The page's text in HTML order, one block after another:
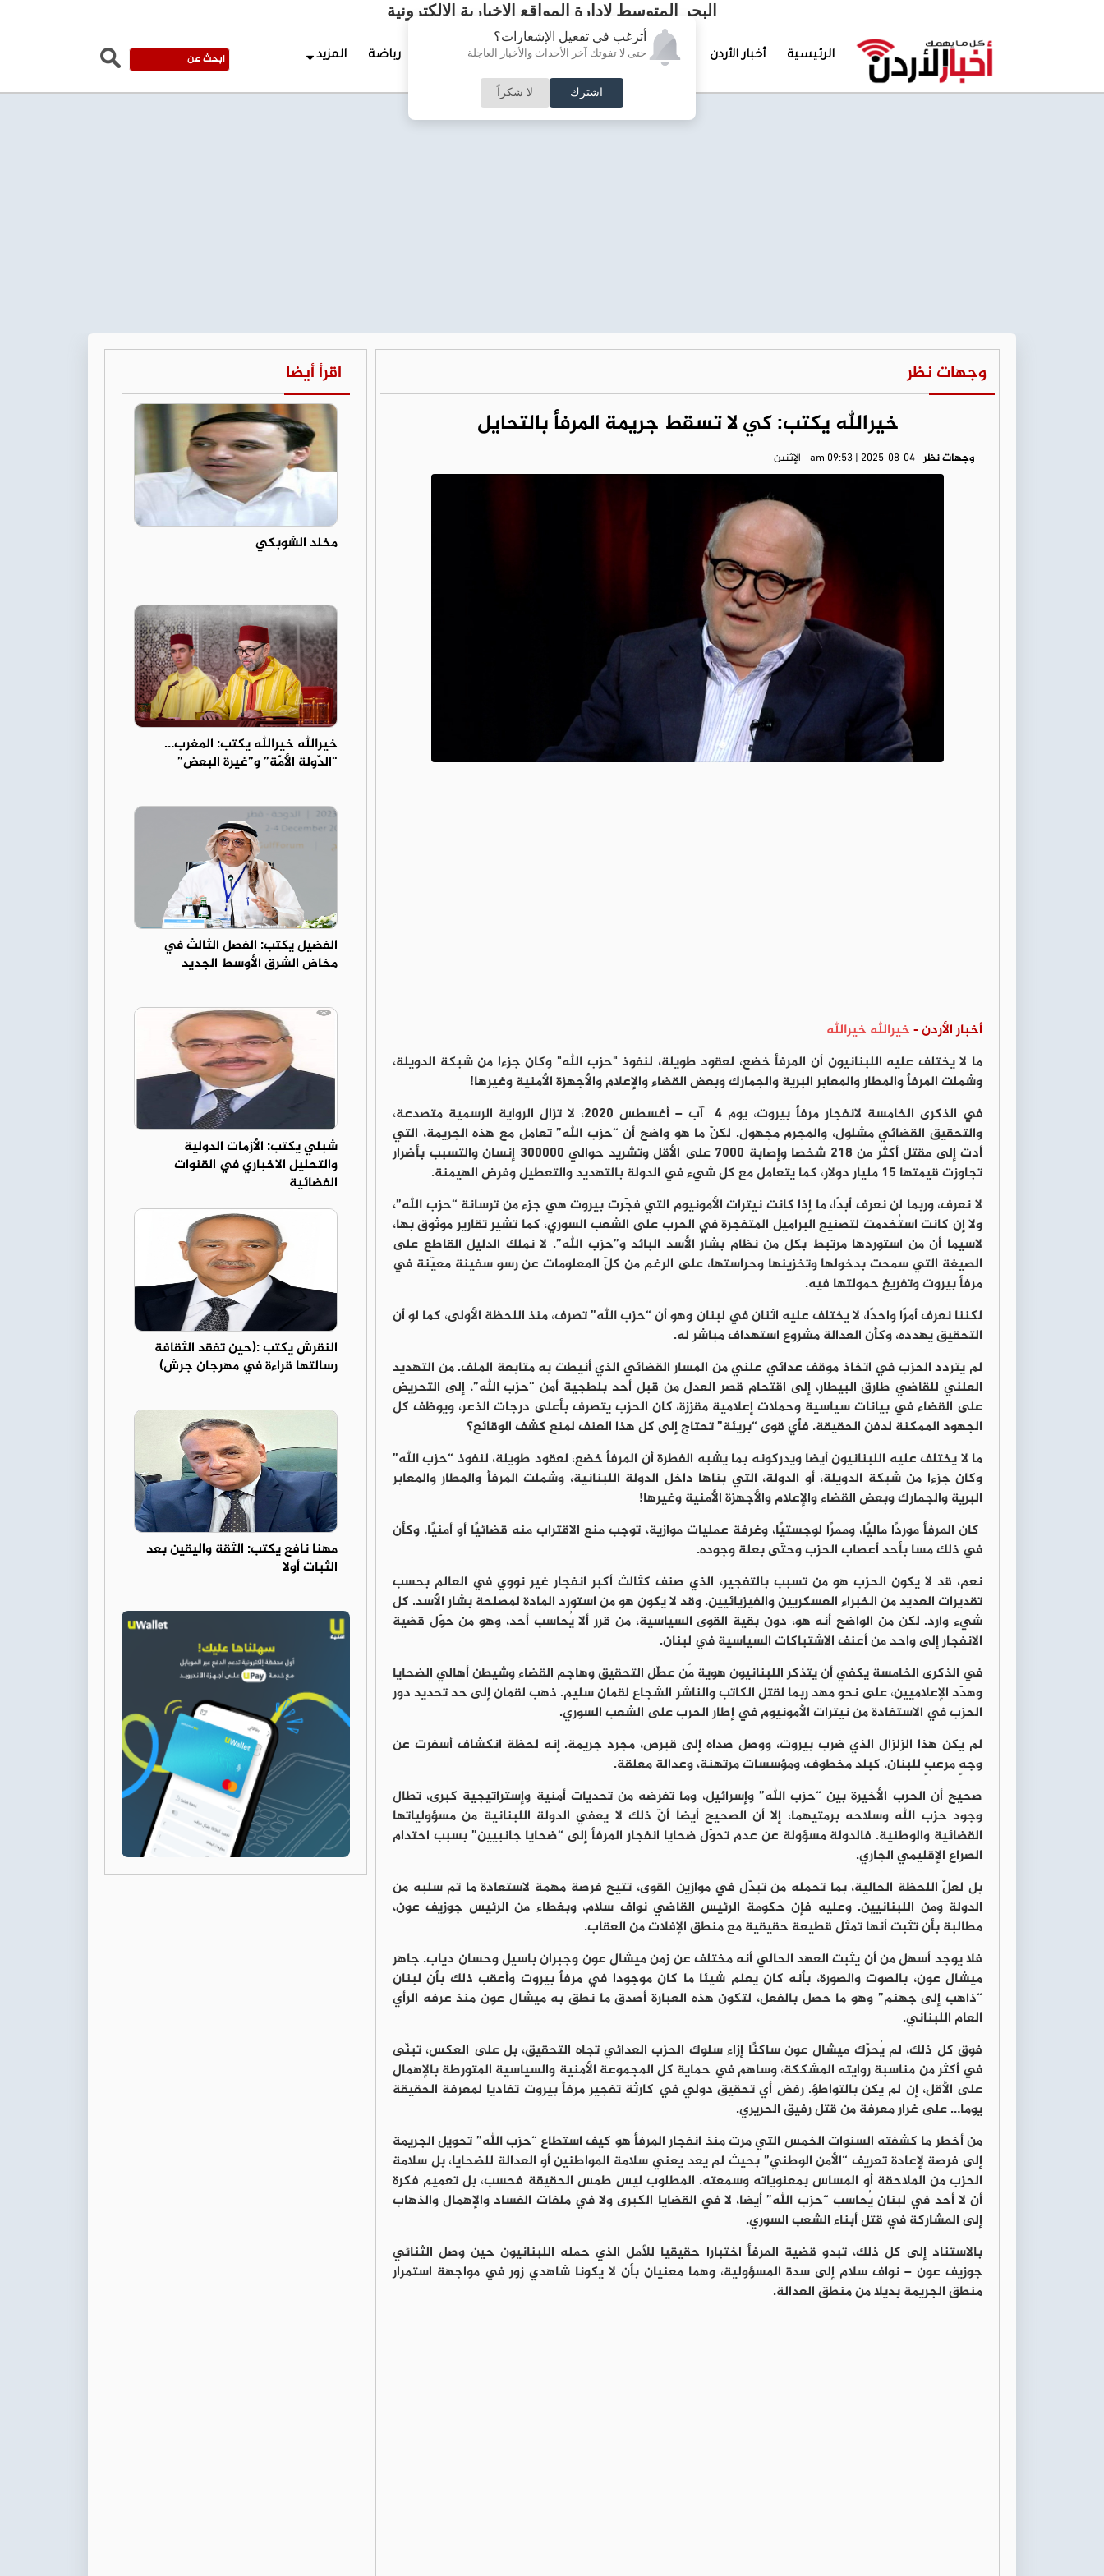
أترغب في تفعيل الإشعارات؟
حتى لا تفوتك آخر الأحداث والأخبار العاجلة
اشترك لا شكراً
البحر المتوسط لإدارة المواقع الإخبارية الالكترونية
الرئيسية أخبار الأردن تغطيات خاصة لقاء الأسبوع جرائم وحوادث رياضة المزيد
وجهات نظر
خيرالله يكتب: كي لا تسقط جريمة المرفأ بالتحايل
وجهات نظر am 09:53 | 2025-08-04 - الإثنين
أخبار الأردن -خيرالله خيرالله
ما لا يختلف عليه اللبنانيون أن المرفأ خضع، لعقود طويلة، لنفوذ "حزب الله" وكان جزءا من شبكة الدويلة،
وشملت المرفأ والمطار والمعابر البرية والجمارك وبعض القضاء والإعلام والأجهزة الأمنية وغيرها!
في الذكرى الخامسة لانفجار مرفأ بيروت، يوم 4 آب – أغسطس 2020، لا تزال الرواية الرسمية متصدعة،
والتحقيق القضائي مشلول، والمجرم مجهول. لكنّ ما هو واضح أن “حزب الله” تعامل مع هذه الجريمة، التي
أدت إلى مقتل أكثر من 218 شخصا وإصابة 7000 على الأقل وتشريد حوالي 300000 إنسان والتسبب بأضرار
تجاوزت قيمتها 15 مليار دولار، كما يتعامل مع كل شيء في الدولة بالتهديد والتعطيل وفرض الهيمنة.
لا نعرف، وربما لن نعرف أبدًا، ما إذا كانت نيترات الأمونيوم التي فجّرت بيروت هي جزء من ترسانة “حزب الله”،
ولا إن كانت استُخدمت لتصنيع البراميل المتفجرة في الحرب على الشعب السوري، كما تشير تقارير موثوق بها،
لاسيما أن من استوردها مرتبط بكل من نظام بشار الأسد البائد و”حزب الله”. لا نملك الدليل القاطع على
الصيغة التي سمحت بدخولها وتخزينها وحراستها، على الرغم من كلّ المعلومات عن رسو سفينة معيّنة في
مرفأ بيروت وتفريغ حمولتها فيه.
لكننا نعرف أمرًا واحدًا، لا يختلف عليه اثنان في لبنان وهو أن “حزب الله” تصرف، منذ اللحظة الأولى، كما لو أن
التحقيق يهدده، وكأن العدالة مشروع استهداف مباشر له.
لم يتردد الحزب في اتخاذ موقف عدائي علني من المسار القضائي الذي أنيطت به متابعة الملف. من التهديد
العلني للقاضي طارق البيطار، إلى اقتحام قصر العدل من قبل أحد بلطجية أمن “حزب الله”، إلى التحريض
على القضاء في بيانات سياسية وحملات إعلامية مقززة، كان الحزب يتصرف بأعلى درجات الذعر، ويوظف كل
الجهود الممكنة لدفن الحقيقة. فأي قوى “بريئة” تحتاج إلى كل هذا العنف لمنع كشف الوقائع؟
ما لا يختلف عليه اللبنانيون أيضا ويدركونه بما يشبه الفطرة أن المرفأ خضع، لعقود طويلة، لنفوذ “حزب الله”
وكان جزءا من شبكة الدويلة، أو الدولة، التي بناها داخل الدولة اللبنانية، وشملت المرفأ والمطار والمعابر
البرية والجمارك وبعض القضاء والإعلام والأجهزة الأمنية وغيرها!
كان المرفأ موردًا ماليًا، وممرًا لوجستيًا، وغرفة عمليات موازية، توجب منع الاقتراب منه قضائيًا أو أمنيًا، وكأن
في ذلك مسا بأحد أعصاب الحزب وحتّى بعلة وجوده.
نعم، قد لا يكون الحزب هو من تسبب بالتفجير، الذي صنف كثالث أكبر انفجار غير نووي في العالم بحسب
تقديرات العديد من الخبراء العسكريين والفيزيائيين. وقد لا يكون هو من استورد المادة لمصلحة بشار الأسد. كل
شيء وارد. لكن من الواضح أنه هو، دون بقية القوى السياسية، من قرر ألا يُحاسب أحد، وهو من حوّل قضية
الانفجار إلى واحد من أعنف الاشتباكات السياسية في لبنان.
في الذكرى الخامسة يكفي أن يتذكر اللبنانيون هوية مَن عطّل التحقيق وهاجم القضاء وشيطن أهالي الضحايا
وهدّد الإعلاميين، على نحو مهد ربما لقتل الكاتب والناشر الشجاع لقمان سليم. ذهب لقمان إلى حد تحديد دور
الحزب في الاستفادة من نيترات الأمونيوم في إطار الحرب على الشعب السوري.
لم يكن هذا الزلزال الذي ضرب بيروت، ووصل صداه إلى قبرص، مجرد جريمة. إنه لحظة انكشاف أسفرت عن
وجهٍ مرعبٍ للبنان، كبلد مخطوف، ومؤسسات مرتهنة، وعدالة معلقة.
صحيح أن الحرب الأخيرة بين “حزب الله” وإسرائيل، وما تفرضه من تحديات أمنية وإستراتيجية كبرى، تطال
وجود حزب الله وسلاحه برمتيهما، إلا أن الصحيح أيضا أنّ ذلك لا يعفي الدولة اللبنانية من مسؤولياتها
القضائية والوطنية. فالدولة مسؤولة عن عدم تحوّل ضحايا انفجار المرفأ إلى “ضحايا جانبيين” بسبب احتدام
الصراع الإقليمي الجاري.
بل لعلّ اللحظة الحالية، بما تحمله من تبدّل في موازين القوى، تتيح فرصة مهمة لاستعادة ما تم سلبه من
الدولة ومن اللبنانيين. وعليه فإن حكومة الرئيس القاضي نواف سلام، وبغطاء من الرئيس جوزيف عون،
مطالبة بأن تثبت أنها تمثل قطيعة حقيقية مع منطق الإفلات من العقاب.
‏فلا يوجد أسهل من أن يثبت العهد الحالي أنه مختلف عن زمن ميشال عون وجبران باسيل وحسان دياب. ‏جاهر
ميشال عون، بالصوت والصورة، ‏بأنه كان يعلم ‏شيئا ما ‏كان موجودا في مرفأ بيروت وأعقب ذلك بأن لبنان
“ذاهب إلى جهنم” وهو ما حصل بالفعل، لتكون هذه العبارة أصدق ما نطق به ميشال عون منذ عرفه الرأي
العام اللبناني.
فوق كل ذلك، لم يُحرّك ميشال عون ساكنًا إزاء سلوك الحزب العدائي تجاه التحقيق، بل على العكس، تبنّى
في أكثر من مناسبة روايته المشككة، وساهم في حماية كل المجموعة الأمنية والسياسية المتورطة بالإهمال
على الأقل، إن لم يكن بالتواطؤ. رفض أي تحقيق دولي في كارثة تفجير مرفأ بيروت تفاديا لمعرفة الحقيقة
يوما… على غرار معرفة من قتل رفيق الحريري.
من أخطر ما كشفته السنوات الخمس التي مرت منذ انفجار المرفأ هو كيف استطاع “حزب الله” تحويل الجريمة
إلى فرصة لإعادة تعريف “الأمن الوطني” بحيث لم يعد يعني سلامة المواطنين أو العدالة للضحايا، بل سلامة
الحزب من الملاحقة أو المساس بمعنوياته وسمعته. المطلوب ليس طمس الحقيقة فحسب، بل تعميم فكرة
أن لا أحد في لبنان يُحاسب “حزب الله” أيضا، لا في القضايا الكبرى ولا في ملفات الفساد والإهمال والذهاب
إلى المشاركة في قتل أبناء الشعب السوري.
بالاستناد إلى كل ذلك، تبدو قضية المرفأ اختبارا حقيقيا للأمل الذي حمله اللبنانيون حين وصل الثنائي
جوزيف عون – نواف سلام إلى سدة المسؤولية، وهما معنيان بأن لا يكونا شاهدي زور في مواجهة استمرار
منطق الجريمة بديلا من منطق العدالة.
اقرأ أيضا
مخلد الشوبكي
خيرالله خيرالله يكتب: المغرب…
“الدّولة الأمّة” و”غيرة البعض”
الفضيل يكتب: الفصل الثالث في
مخاض الشرق الأوسط الجديد
شبلي يكتب: الأزمات الدولية
والتحليل الاخباري في القنوات
الفضائية
النقرش يكتب :(حين تفقد الثقافة
رسالتها قراءة في مهرجان جرش)
مهنا نافع يكتب: الثقة واليقين بعد
الثبات أولا